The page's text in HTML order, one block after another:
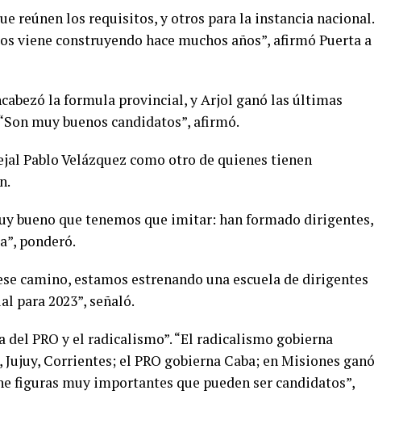
reúnen los requisitos, y otros para la instancia nacional.
viene construyendo hace muchos años”, afirmó Puerta a
la formula provincial, y Arjol ganó las últimas
muy buenos candidatos”, afirmó.
Pablo Velázquez como otro de quienes tienen
bueno que tenemos que imitar: han formado dirigentes,
ponderó.
camino, estamos estrenando una escuela de dirigentes
para 2023”, señaló.
PRO y el radicalismo”. “El radicalismo gobierna
Corrientes; el PRO gobierna Caba; en Misiones ganó
figuras muy importantes que pueden ser candidatos”,